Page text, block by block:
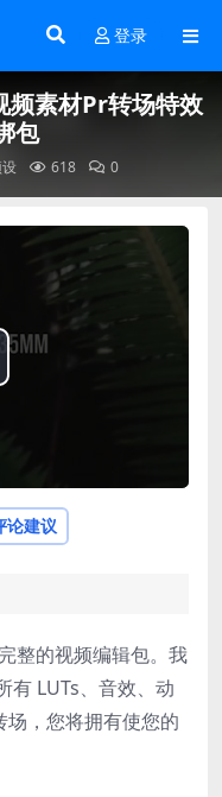
登录
频素材Pr转场特效
包
618 0
论建议
整的视频编辑包。我
有 LUTs、音效、动
，您将拥有使您的